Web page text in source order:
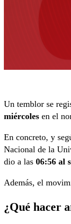
Un temblor se
miércoles en el
En concreto, y
Nacional de la
dio a las 06:56 al
Además, el
¿Qué hacer